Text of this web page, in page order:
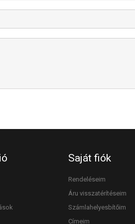
Saját fiók
Rendeléseim
Áru visszatérítéseim
Számlahelyesbítőim
Címeim